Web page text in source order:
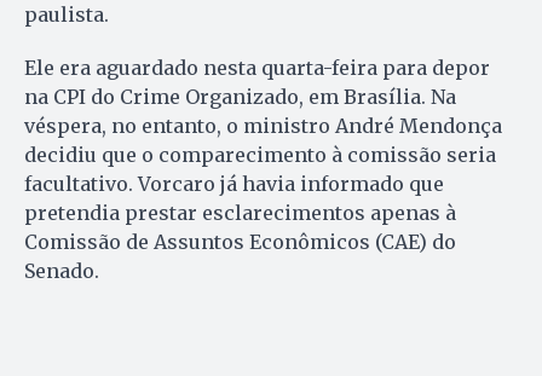
paulista.
Ele era aguardado nesta quarta-feira para depor
na CPI do Crime Organizado, em Brasília. Na
véspera, no entanto, o ministro André Mendonça
decidiu que o comparecimento à comissão seria
facultativo. Vorcaro já havia informado que
pretendia prestar esclarecimentos apenas à
Comissão de Assuntos Econômicos (CAE) do
Senado.